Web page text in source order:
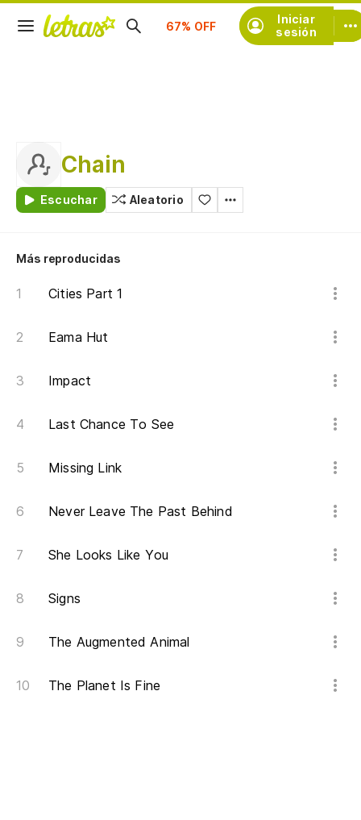
Iniciar
sesión
Suscríbete
Chain
Escuchar Aleatorio
Más reproducidas
Cities Part 1
Eama Hut
Impact
Last Chance To See
Missing Link
Never Leave The Past Behind
She Looks Like You
Signs
The Augmented Animal
The Planet Is Fine